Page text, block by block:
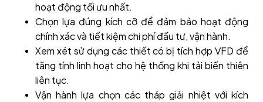
hoạt động tối ưu nhất.
Chọn lựa đúng kích cỡ để đảm bảo hoạt động
chính xác và tiết kiệm chi phí đầu tư, vận hành.
Xem xét sử dụng các thiết có bị tích hợp VFD để
tăng tính linh hoạt cho hệ thống khi tải biến thiên
liên tục.
Vận hành lựa chọn các tháp giải nhiệt với kích